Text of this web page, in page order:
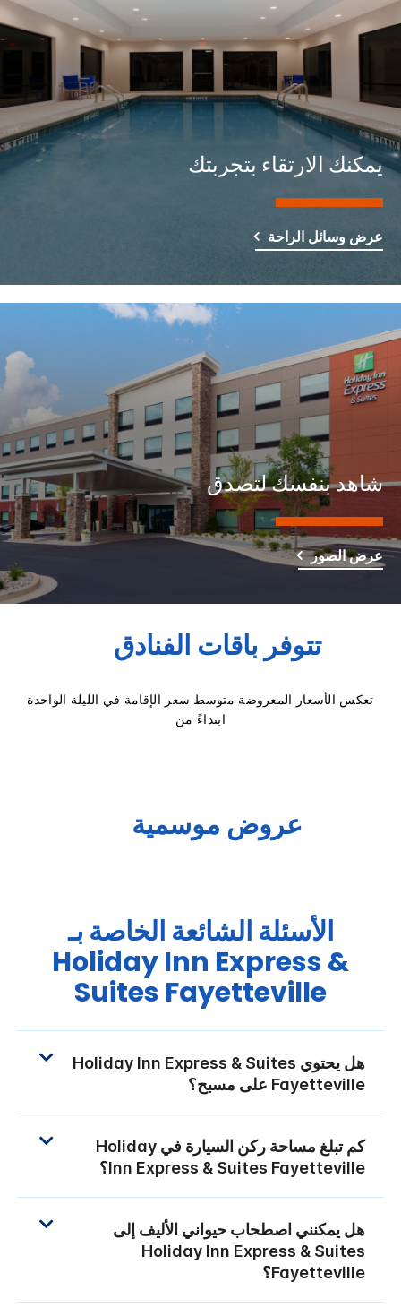
يمكنك الارتقاء بتجربتك
عرض وسائل الراحة
شاهد بنفسك لتصدق
عرض الصور
تتوفر باقات الفنادق
تعكس الأسعار المعروضة متوسط سعر الإقامة في الليلة الواحدة
ابتداءً من
عروض موسمية
الأسئلة الشائعة الخاصة بـ
Holiday Inn Express &
Suites Fayetteville
هل يحتوي Holiday Inn Express & Suites
Fayetteville على مسبح؟
كم تبلغ مساحة ركن السيارة في Holiday
Inn Express & Suites Fayetteville ؟
هل يمكنني اصطحاب حيواني الأليف إلى
Holiday Inn Express & Suites
Fayetteville؟